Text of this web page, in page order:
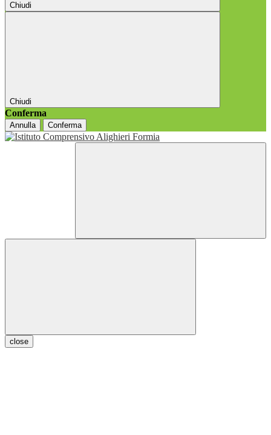
Chiudi
Chiudi
Conferma
Annulla Conferma
close